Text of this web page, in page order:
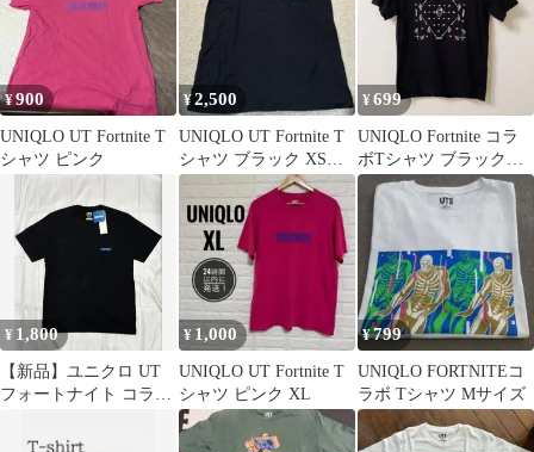
¥900
UNIQLO UT Fortnite T
シャツ ピンク
¥2,500
UNIQLO UT Fortnite T
シャツ ブラック XSサ
イズ
¥699
UNIQLO Fortnite コラ
ボTシャツ ブラック
フォートナイト
¥ 1,800
【新品】ユニクロ UT
フォートナイト コラボ
¥ 1,000
UNIQLO UT Fortnite T
シャツ ピンク XL
¥799
UNIQLO FORTNITEコ
ラボ Tシャツ Mサイズ